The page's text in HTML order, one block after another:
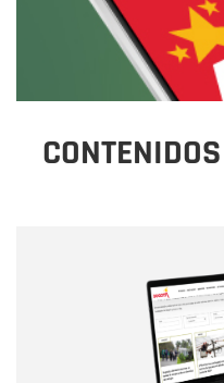
Correo electrónico